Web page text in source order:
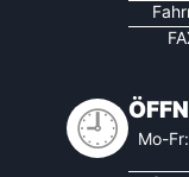
🕘 Mo-Fr: